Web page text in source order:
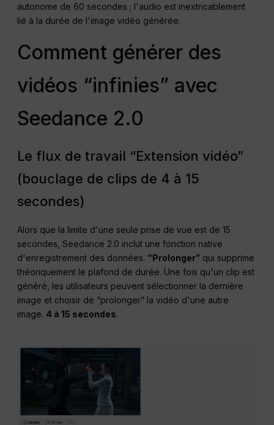
autonome de 60 secondes ; l'audio est inextricablement
lié à la durée de l'image vidéo générée.
Comment générer des
vidéos “infinies” avec
Seedance 2.0
Le flux de travail “Extension vidéo”
(bouclage de clips de 4 à 15
secondes)
Alors que la limite d'une seule prise de vue est de 15
secondes, Seedance 2.0 inclut une fonction native
d'enregistrement des données. “Prolonger” qui supprime
théoriquement le plafond de durée. Une fois qu'un clip est
généré, les utilisateurs peuvent sélectionner la dernière
image et choisir de “prolonger” la vidéo d'une autre
image. 4 à 15 secondes.